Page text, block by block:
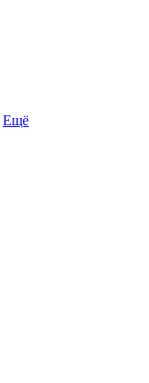
Ещё